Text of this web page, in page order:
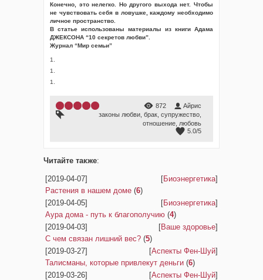
Конечно, это нелегко. Но другого выхода нет. Чтобы
не чувствовать себя в ловушке, каждому необходимо
личное пространство.
В статье использованы материалы из книги Адама
ДЖЕКСОНА “10 секретов любви”.
Журнал “Мир семьи”
1.
1.
1.
872
Айрис
законы любви брак супружество
отношение любовь
5.0/5
Читайте также:
[2019-04-07] [Биоэнергетика]
Растения в нашем доме (6)
[2019-04-05]
[Биоэнергетика]
Аура дома - путь к благополучию (4)
[2019-04-03]
[Ваше здоровье]
С чем связан лишний вес? (5)
[2019-03-27]
[Аспекты Фен-Шуй]
Талисманы, которые привлекут деньги (6)
[2019-03-26]
[Аспекты Фен-Шуй]